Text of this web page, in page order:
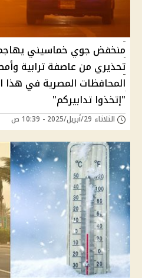
منخفض جوي خماسيني
تحذيري من عاصفة ترابية
المحافظات المصرية في هذا
"إتخذوا تدابيركم"
الثلاثاء 29/أبريل/2025 - 10:39 ص